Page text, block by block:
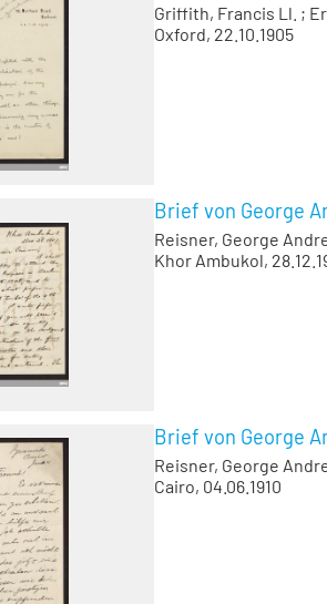
Griffith, Francis Ll. ;
Oxford, 22.10.1905
Brief von George
Reisner, George
Khor Ambukol,
Brief von George
Reisner, George
Cairo, 04.06.1910